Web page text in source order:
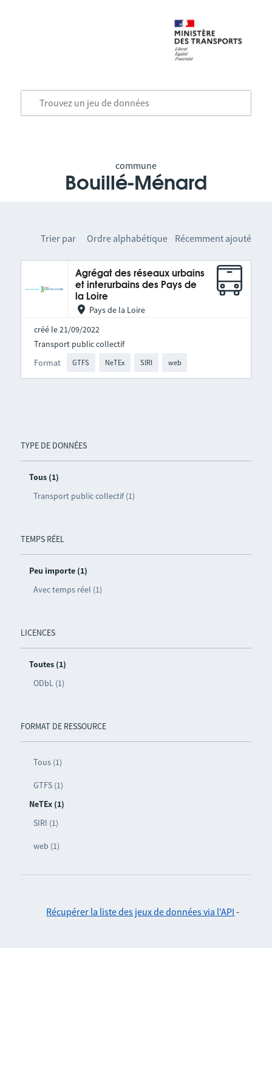
commune
Bouillé-Ménard
TYPE DE DONNÉES
Tous (1)
Transport public collectif (1)
TEMPS RÉEL
Peu importe (1)
Avec temps réel (1)
LICENCES
Toutes (1)
ODbL (1)
FORMAT DE RESSOURCE
Tous (1)
GTFS (1)
NeTEx (1)
SIRI (1)
web (1)
Trier par Ordre alphabétique Récemment ajouté
Agrégat des réseaux urbains
et interurbains des Pays de
la Loire
Pays de la Loire
créé le 21/09/2022
Format GTFS NeTEx SIRI web
Transport public collectif
Récupérer la liste des jeux de données via l'API -